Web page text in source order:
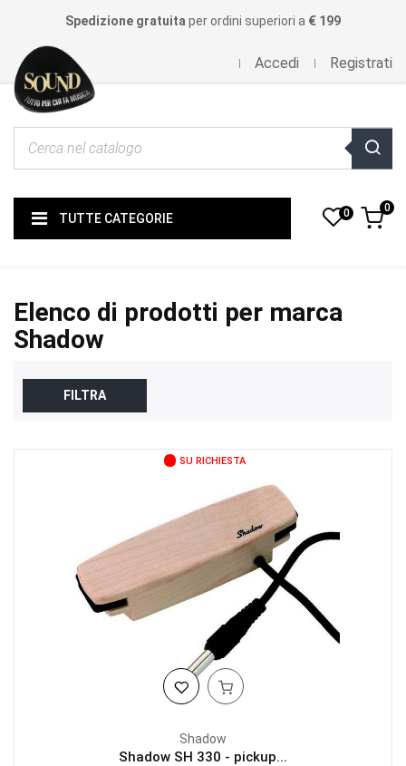
Spedizione gratuita per ordini superiori a € 199
Accedi Registrati
TUTTE CATEGORIE 0 0
Elenco di prodotti per marca
Shadow
FILTRA
SU RICHIESTA
Shadow
Shadow SH 330 - pickup...